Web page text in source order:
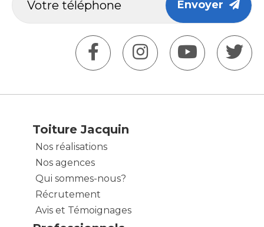
Envoyer
Toiture Jacquin
Nos réalisations
Nos agences
Qui sommes-nous?
Récrutement
Avis et Témoignages